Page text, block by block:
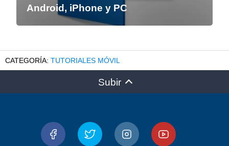
Android, iPhone y PC
TUTORIALES MÓVIL
Subir